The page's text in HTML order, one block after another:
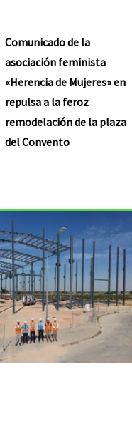
Comunicado de la
asociación feminista
«Herencia de Mujeres» en
repulsa a la feroz
remodelación de la plaza
del Convento